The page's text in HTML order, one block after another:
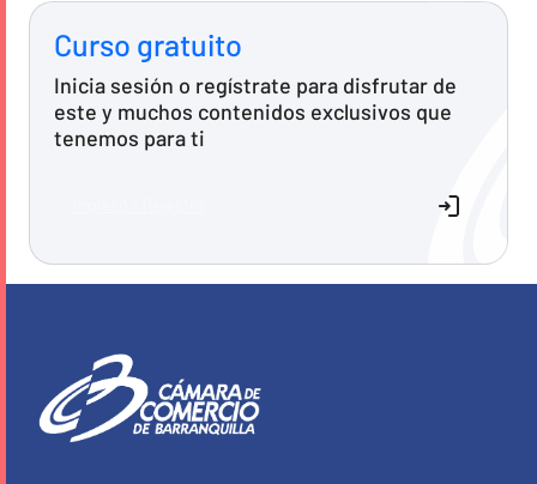
Curso gratuito
Inicia sesión o regístrate para disfrutar de
este y muchos contenidos exclusivos que
tenemos para ti